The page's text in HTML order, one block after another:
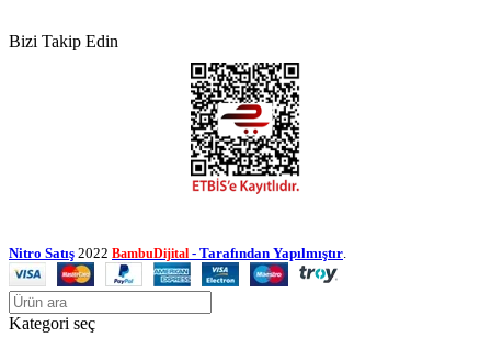
Bizi Takip Edin
Nitro Satış 2022 BambuDijital - Tarafından Yapılmıştır
Kategori seç